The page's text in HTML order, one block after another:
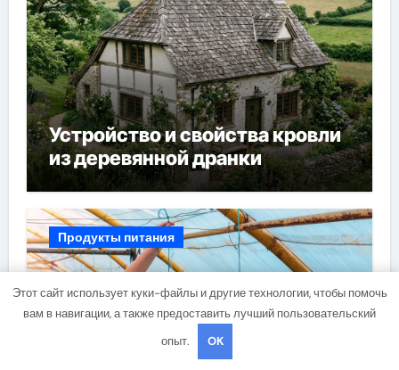
Устройство и свойства кровли
из деревянной дранки
Продукты питания
Этот сайт использует куки-файлы и другие технологии, чтобы помочь
вам в навигации, а также предоставить лучший пользовательский
опыт.
OK